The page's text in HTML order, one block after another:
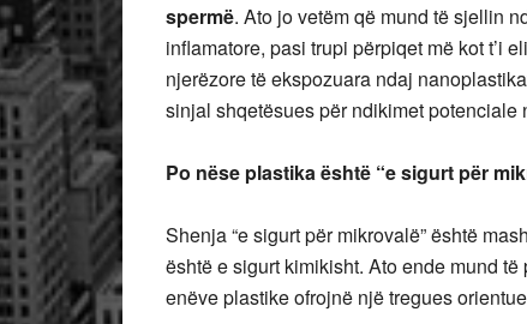
spermë. Ato jo vetëm që mund të sjellin
inflamatore, pasi trupi përpiqet më kot t’i
njerëzore të ekspozuara ndaj
sinjal shqetësues për ndikimet potenciale
Po nëse plastika është “e sigurt për
Shenja “e sigurt për mikrovalë” është
është e sigurt kimikisht. Ato ende mund
enëve plastike ofrojnë një tregues